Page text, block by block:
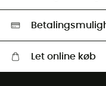
HardGreen Udvalg
Let online køb